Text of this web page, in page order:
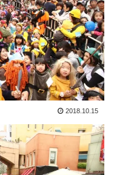
2018.10.15